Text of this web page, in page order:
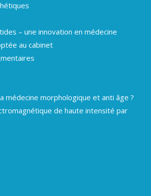
– une innovation en médecine
au cabinet
médecine morphologique et anti âge ?
de haute intensité par